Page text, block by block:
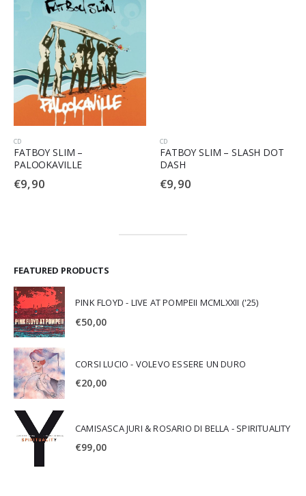
CD
FATBOY SLIM –
PALOOKAVILLE
€9,90
CD
FATBOY SLIM – SLASH DOT
DASH
€9,90
FEATURED PRODUCTS
PINK FLOYD - LIVE AT POMPEII MCMLXXII ('25)
€50,00
CORSI LUCIO - VOLEVO ESSERE UN DURO
€20,00
CAMISASCA JURI & ROSARIO DI BELLA - SPIRITUALITY
€99,00